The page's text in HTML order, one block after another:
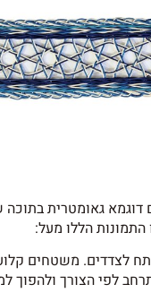
גאומטרית בתוכה
הללו מעל:
לצדדים. משטחים
לפי הצורך ולהפוך